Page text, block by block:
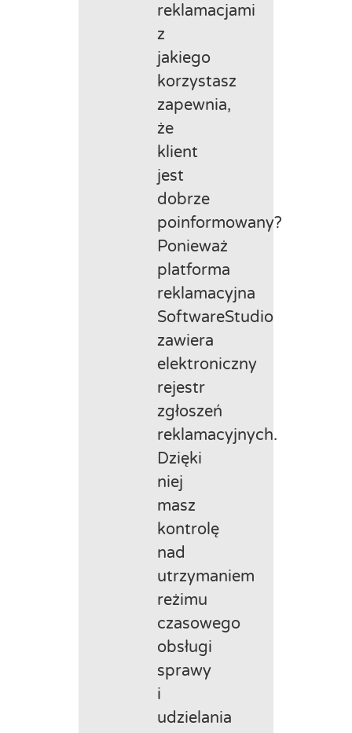
reklamacjami
z
jakiego
korzystasz
zapewnia,
że
klient
jest
dobrze
poinformowany?
Ponieważ
platforma
reklamacyjna
SoftwareStudio
zawiera
elektroniczny
rejestr
zgłoszeń
reklamacyjnych.
Dzięki
niej
masz
kontrolę
nad
utrzymaniem
reżimu
czasowego
obsługi
sprawy
i
udzielania